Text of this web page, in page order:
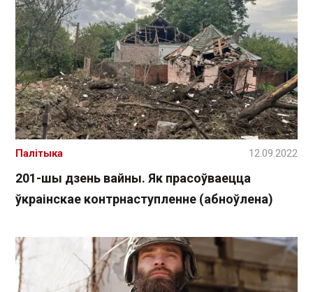
201-шы дзень вайны. Як прасоўваецца
ўкраінскае контрнаступленне (абноўлена)
Палітыка 12.09.2022